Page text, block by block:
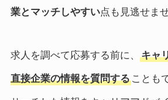
業とマッチしやすい点も見逃せませ
求人を調べて応募する前に、 キャ
直接企業の情報を質問することも